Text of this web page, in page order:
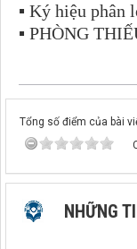
▪ Ký hiệu phân
▪ PHÒNG
Tổng số điểm của bài
NHỮNG